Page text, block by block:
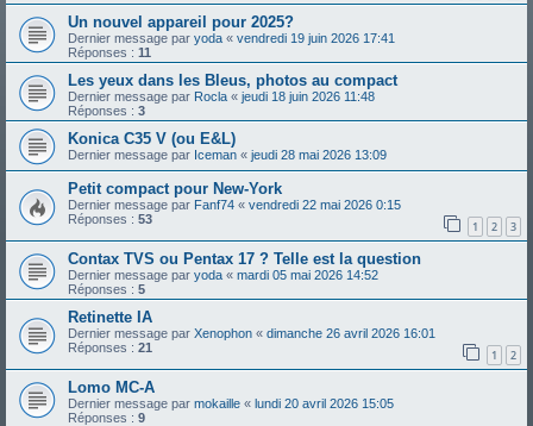
Un nouvel appareil pour 2025?
Dernier message par yoda « vendredi 19 juin 2026 17:41
Réponses : 11
Les yeux dans les Bleus, photos au compact
Dernier message par Rocla « jeudi 18 juin 2026 11:48
Réponses : 3
Konica C35 V (ou E&L)
Dernier message par Iceman « jeudi 28 mai 2026 13:09
Petit compact pour New-York
Dernier message par Fanf74 « vendredi 22 mai 2026 0:15
Réponses : 53 1 2 3
Contax TVS ou Pentax 17 ? Telle est la question
Dernier message par yoda « mardi 05 mai 2026 14:52
Réponses : 5
Retinette IA
Dernier message par Xenophon « dimanche 26 avril 2026 16:01
Réponses : 21 1 2
Lomo MC-A
Dernier message par mokaille « lundi 20 avril 2026 15:05
Réponses : 9